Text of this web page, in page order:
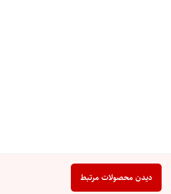
دیدن محصولات مرتبط